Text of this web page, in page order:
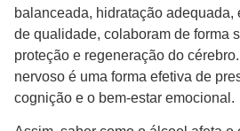
balanceada, hidratação
de qualidade, colaboram de forma
proteção e regeneração do
nervoso é uma forma efetiva de
cognição e o bem-estar emocional.